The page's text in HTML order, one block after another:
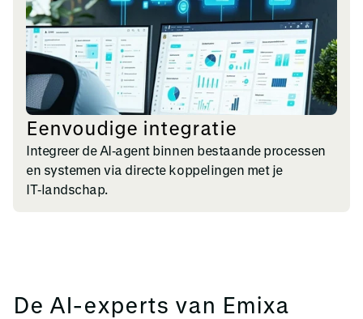
Eenvoudige integratie
Integreer de AI‑agent binnen bestaande processen
en systemen via directe koppelingen met je
IT‑landschap.
De AI-experts van Emixa